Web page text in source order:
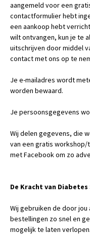
aangemeld voor een
contactformulier hebt
een aankoop hebt
wilt ontvangen, kun je te
uitschrijven door middel
contact met ons op te
Je e-mailadres wordt
worden bewaard.
Je persoonsgegevens
Wij delen gegevens, die
van een gratis workshop/
met Facebook om zo
De Kracht van Diabetes
Wij gebruiken de door
bestellingen zo snel en
mogelijk te laten